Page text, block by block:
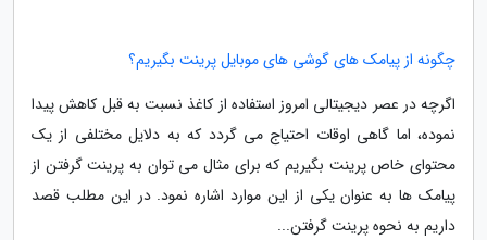
چگونه از پیامک های گوشی های موبایل پرینت بگیریم؟
اگرچه در عصر دیجیتالی امروز استفاده از کاغذ نسبت به قبل کاهش پیدا
نموده، اما گاهی اوقات احتیاج می گردد که به دلایل مختلفی از یک
محتوای خاص پرینت بگیریم که برای مثال می توان به پرینت گرفتن از
پیامک ها به عنوان یکی از این موارد اشاره نمود. در این مطلب قصد
داریم به نحوه پرینت گرفتن...